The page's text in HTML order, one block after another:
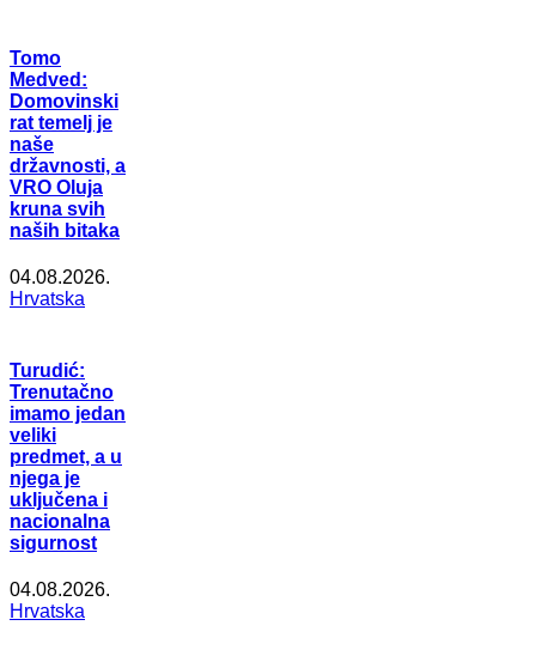
Tomo
Medved:
Domovinski
rat temelj je
naše
državnosti, a
VRO Oluja
kruna svih
naših bitaka
04.08.2026.
Hrvatska
Turudić:
Trenutačno
imamo jedan
veliki
predmet, a u
njega je
uključena i
nacionalna
sigurnost
04.08.2026.
Hrvatska